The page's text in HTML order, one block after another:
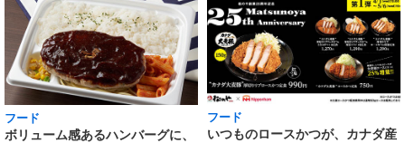
フード
ボリューム感あるハンバーグに、
フード
いつものロースかつが、カナダ産